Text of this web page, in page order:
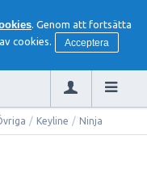
. Genom att fortsätta
cookies.
Acceptera
/ Keyline / Ninja